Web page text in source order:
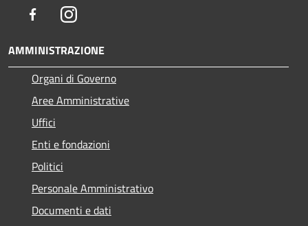
FacebookInstagram
AMMINISTRAZIONE
Organi di Governo
Aree Amministrative
Uffici
Enti e fondazioni
Politici
Personale Amministrativo
Documenti e dati